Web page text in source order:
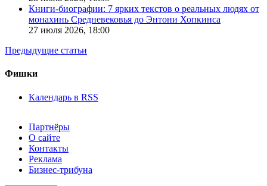
Книги-биографии: 7 ярких текстов о реальных людях от
монахинь Средневековья до Энтони Хопкинса
27 июля 2026, 18:00
Предыдущие статьи
Фишки
Календарь в RSS
Партнёры
О сайте
Контакты
Реклама
Бизнес-трибуна